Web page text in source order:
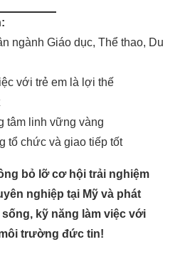
ngành Giáo dục, Thể thao, Du
với trẻ em là lợi thế
tâm linh vững vàng
tổ chức và giao tiếp tốt
bỏ lỡ cơ hội trải nghiệm
nghiệp tại Mỹ và phát
kỹ năng làm việc với
trường đức tin!